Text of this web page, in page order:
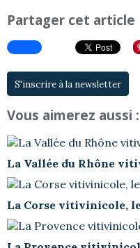
Partager cet article
S'inscrire à la newsletter
Vous aimerez aussi :
La Vallée du Rhône
La Corse vitivinicole,